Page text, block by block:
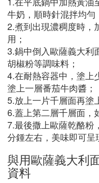
牛奶，順時針混拌均勻
2.煮到出現濃稠度時，
用；
3.鍋中倒入歐薩義大利
胡椒粉等調味料；
4.在耐熱容器中，塗上
塗上一層番茄牛肉醬；
5.放上一片千層面再塗
6.蓋上第二層千層面，
7.最後撒上歐薩乾酪粉
分鍾左右，美味即可呈
與用歐薩義大利
資料